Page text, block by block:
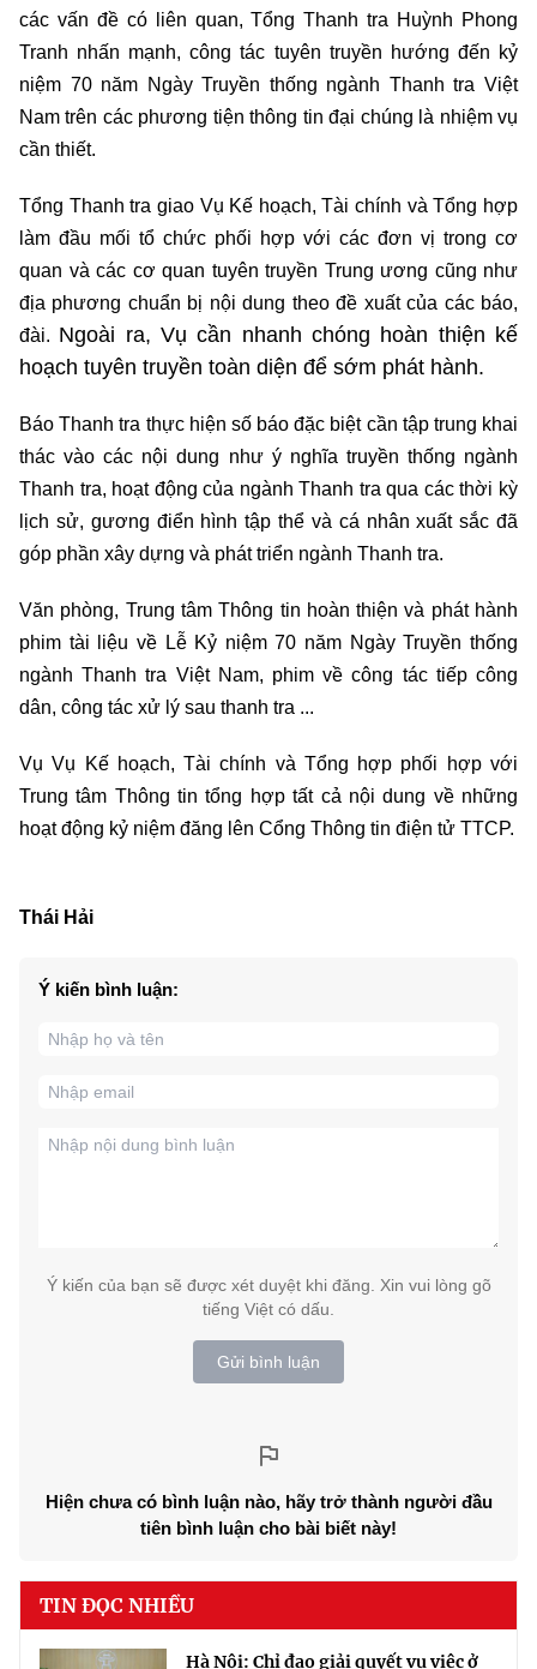
các vấn đề có liên quan, Tổng Thanh tra Huỳnh Phong
Tranh nhấn mạnh, công tác tuyên truyền hướng đến kỷ
niệm 70 năm Ngày Truyền thống ngành Thanh tra Việt
Nam trên các phương tiện thông tin đại chúng là nhiệm vụ
cần thiết.
Tổng Thanh tra giao Vụ Kế hoạch, Tài chính và Tổng hợp
làm đầu mối tổ chức phối hợp với các đơn vị trong cơ
quan và các cơ quan tuyên truyền Trung ương cũng như
địa phương chuẩn bị nội dung theo đề xuất của các báo,
đài. Ngoài ra, Vụ cần nhanh chóng hoàn thiện kế
hoạch tuyên truyền toàn diện để sớm phát hành.
Báo Thanh tra thực hiện số báo đặc biệt cần tập trung khai
thác vào các nội dung như ý nghĩa truyền thống ngành
Thanh tra, hoạt động của ngành Thanh tra qua các thời kỳ
lịch sử, gương điển hình tập thể và cá nhân xuất sắc đã
góp phần xây dựng và phát triển ngành Thanh tra.
Văn phòng, Trung tâm Thông tin hoàn thiện và phát hành
phim tài liệu về Lễ Kỷ niệm 70 năm Ngày Truyền thống
ngành Thanh tra Việt Nam, phim về công tác tiếp công
dân, công tác xử lý sau thanh tra ...
Vụ Vụ Kế hoạch, Tài chính và Tổng hợp phối hợp với
Trung tâm Thông tin tổng hợp tất cả nội dung về những
hoạt động kỷ niệm đăng lên Cổng Thông tin điện tử TTCP.
Thái Hải
Ý kiến bình luận:
Ý kiến của bạn sẽ được xét duyệt khi đăng. Xin vui lòng gõ
tiếng Việt có dấu.
Gửi bình luận
Hiện chưa có bình luận nào, hãy trở thành người đầu
tiên bình luận cho bài biết này!
TIN ĐỌC NHIỀU
Hà Nội: Chỉ đạo giải quyết vụ việc ở